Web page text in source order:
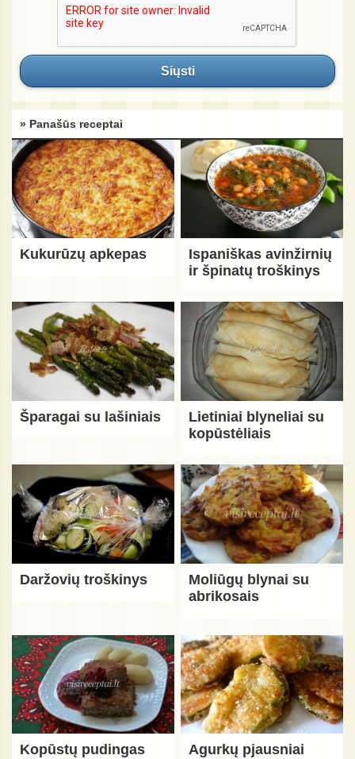
Siųsti
» Panašūs receptai
Kukurūzų apkepas
Ispaniškas avinžirnių
ir špinatų troškinys
Šparagai su lašiniais
Lietiniai blyneliai su
kopūstėliais
Daržovių troškinys
Moliūgų blynai su
abrikosais
Kopūstų pudingas
Agurkų pjausniai